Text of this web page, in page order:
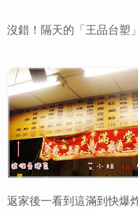
沒錯！隔天的「王品台塑
返家後一看到這滿到快爆